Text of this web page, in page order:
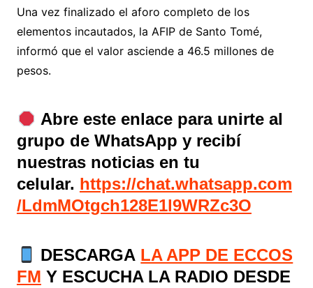
Una vez finalizado el aforo completo de los
elementos incautados, la AFIP de Santo Tomé,
informó que el valor asciende a 46.5 millones de
pesos.
Abre este enlace para unirte al
grupo de WhatsApp y recibí
nuestras noticias en tu
celular. https://chat.whatsapp.com
/LdmMOtgch128E1l9WRZc3O
DESCARGA LA APP DE ECCOS
FM Y ESCUCHA LA RADIO DESDE